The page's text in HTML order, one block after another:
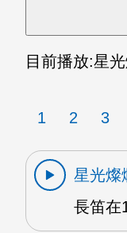
目前播放:星
1 2 3
星光燦
長笛在